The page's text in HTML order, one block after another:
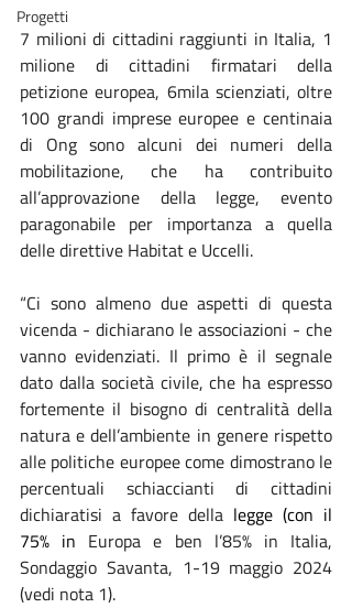
Progetti
7 milioni di cittadini raggiunti in Italia, 1
milione di cittadini firmatari della
petizione europea, 6mila scienziati, oltre
100 grandi imprese europee e centinaia
di Ong sono alcuni dei numeri della
mobilitazione, che ha contribuito
all’approvazione della legge, evento
paragonabile per importanza a quella
delle direttive Habitat e Uccelli.
“Ci sono almeno due aspetti di questa
vicenda - dichiarano le associazioni - che
vanno evidenziati. Il primo è il segnale
dato dalla società civile, che ha espresso
fortemente il bisogno di centralità della
natura e dell’ambiente in genere rispetto
alle politiche europee come dimostrano le
percentuali schiaccianti di cittadini
dichiaratisi a favore della legge (con il
75% in Europa e ben l’85% in Italia,
Sondaggio Savanta, 1-19 maggio 2024
(vedi nota 1).